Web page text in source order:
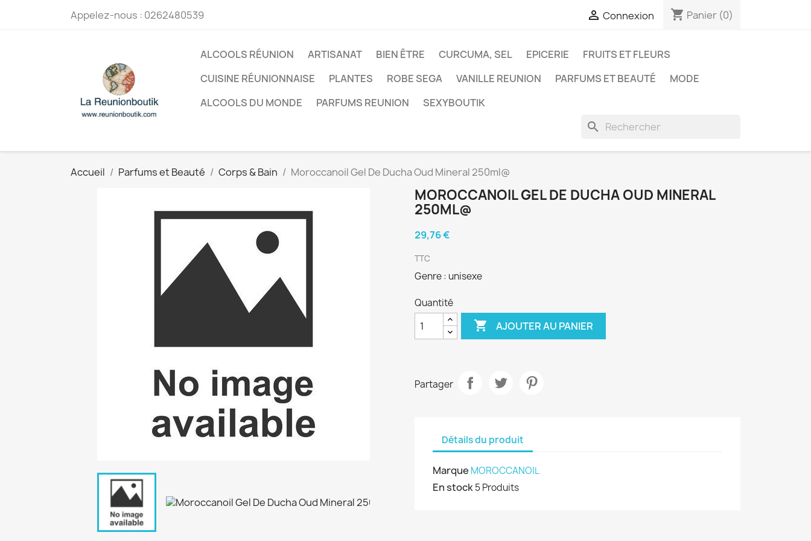
Appelez-nous : 0262480539  Connexion shopping_cart Panier (0)
ALCOOLS RÉUNION ARTISANAT BIEN ÊTRE CURCUMA, SEL EPICERIE
FRUITS ET FLEURS
CUISINE RÉUNIONNAISE
PLANTES ROBE SEGA VANILLE REUNION PARFUMS ET BEAUTÉ
MODE
ALCOOLS DU MONDE
PARFUMS REUNION SEXYBOUTIK
search
Accueil Parfums et Beauté Corps & Bain Moroccanoil Gel De Ducha Oud Mineral 250ml@
MOROCCANOIL GEL DE DUCHA OUD MINERAL
250ML@
29,76 €
TTC
Genre : unisexe
Quantité
 AJOUTER AU PANIER
Partager
Détails du produit
Marque MOROCCANOIL
En stock5 Produits